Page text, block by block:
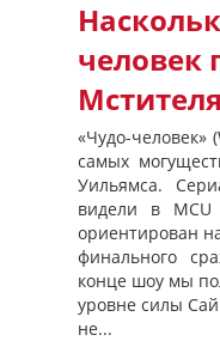
человек
«Чудо-человек»
самых
Уильямса.
видели в
ориентирован
финального
конце шоу мы
уровне силы
не...